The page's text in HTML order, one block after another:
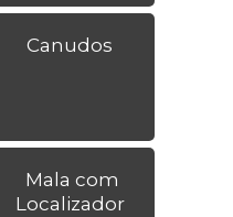
Canudos
Mala com
Localizador